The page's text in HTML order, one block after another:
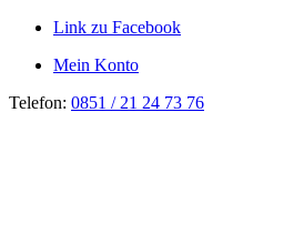
Link zu Facebook
Mein Konto
Telefon: 0851 / 21 24 73 76